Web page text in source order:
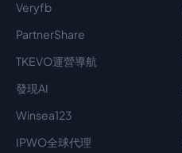
Veryfb
PartnerShare
TKEVO運營導航
發現AI
Winsea123
IPWO全球代理